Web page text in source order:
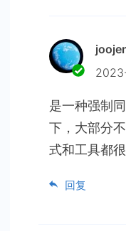
是一种强制
下，大部分
式和工具都很
回复